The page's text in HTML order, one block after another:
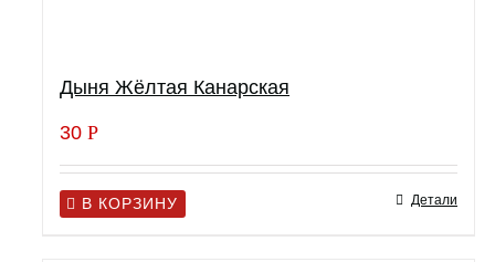
Дыня Жёлтая Канарская
30 Р
В КОРЗИНУ Детали